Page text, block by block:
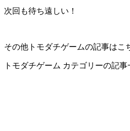
次回も待ち遠しい！
その他トモダチゲームの記事はこ
トモダチゲーム カテゴリーの記